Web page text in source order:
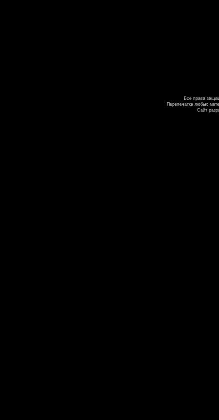
Все права
Перепечатка любых
Сайт